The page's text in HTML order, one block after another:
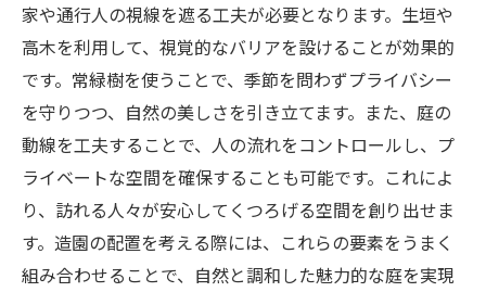
家や通行人の視線を遮る工夫が必要となります。生垣や
高木を利用して、視覚的なバリアを設けることが効果的
です。常緑樹を使うことで、季節を問わずプライバシー
を守りつつ、自然の美しさを引き立てます。また、庭の
動線を工夫することで、人の流れをコントロールし、プ
ライベートな空間を確保することも可能です。これによ
り、訪れる人々が安心してくつろげる空間を創り出せま
す。造園の配置を考える際には、これらの要素をうまく
組み合わせることで、自然と調和した魅力的な庭を実現